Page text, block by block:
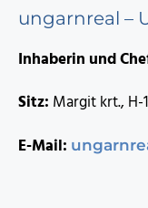
ungarnreal –
Inhaberin und
Sitz: Margit krt., H-
E-Mail: